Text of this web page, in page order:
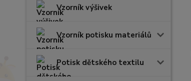
Vzorník výšivek
Vzorník potisku materiálů
Potisk dětského textilu